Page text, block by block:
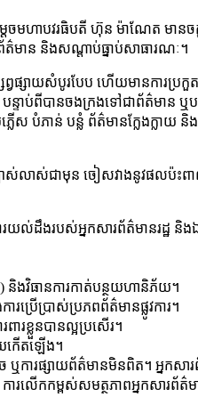
ចមហាបវរធិបតី ហ៊ុន ម៉ាណែត មាន
ត៌មាន និងសណ្តាប់ធ្នាប់សាធារណៈ។
ផ្សាយសំបូរបែប ហើយមានការប្រ
ទាប់ពីបានចងក្រងទៅជាព័ត៌មាន ឬ
បំភាន់ បន្លំ ព័ត៌មានក្លែងក្លាយ
ច្បាស់លាស់ជាមុន ចៀសវាងនូវផលប៉
ដឹងរបស់អ្នកសារព័ត៌មានរដ្ឋ និង
និងវិធានការកាត់បន្ថយហានិភ័យ។
ប្រើប្រាស់ប្រភពព័ត៌មានផ្លូវការ។
ារខ្លួនបានល្អប្រសើរ។
យកើតឡើង។
ាច ឬការផ្សាយព័ត៌មានមិនពិត។ អ្
ើកកម្ពស់សមត្ថភាពអ្នកសារព័ត៌